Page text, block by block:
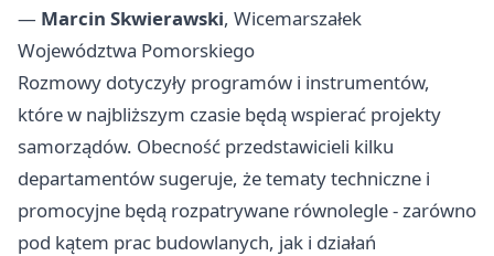
— Marcin Skwierawski, Wicemarszałek
Województwa Pomorskiego
Rozmowy dotyczyły programów i instrumentów,
które w najbliższym czasie będą wspierać projekty
samorządów. Obecność przedstawicieli kilku
departamentów sugeruje, że tematy techniczne i
promocyjne będą rozpatrywane równolegle - zarówno
pod kątem prac budowlanych, jak i działań